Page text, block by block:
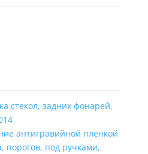
стекол, задних фонарей,
антигравийной пленкой
порогов, под ручками,